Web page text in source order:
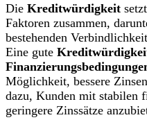
Die Kreditwürdigkeit
Faktoren zusammen,
bestehenden
Eine gute
Möglichkeit, bessere
dazu, Kunden mit stabilen
geringere Zinssätze